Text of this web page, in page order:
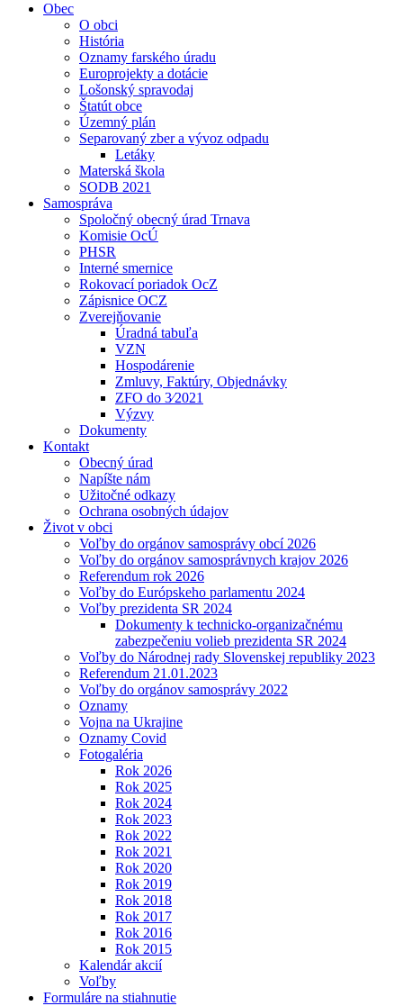
Obec
O obci
História
Oznamy farského úradu
Europrojekty a dotácie
Lošonský spravodaj
Štatút obce
Územný plán
Separovaný zber a vývoz odpadu
Letáky
Materská škola
SODB 2021
Samospráva
Spoločný obecný úrad Trnava
Komisie OcÚ
PHSR
Interné smernice
Rokovací poriadok OcZ
Zápisnice OCZ
Zverejňovanie
Úradná tabuľa
VZN
Hospodárenie
Zmluvy, Faktúry, Objednávky
ZFO do 3⁄2021
Výzvy
Dokumenty
Kontakt
Obecný úrad
Napíšte nám
Užitočné odkazy
Ochrana osobných údajov
Život v obci
Voľby do orgánov samosprávy obcí 2026
Voľby do orgánov samosprávnych krajov 2026
Referendum rok 2026
Voľby do Európskeho parlamentu 2024
Voľby prezidenta SR 2024
Dokumenty k technicko-organizačnému
zabezpečeniu volieb prezidenta SR 2024
Voľby do Národnej rady Slovenskej republiky 2023
Referendum 21.01.2023
Voľby do orgánov samosprávy 2022
Oznamy
Vojna na Ukrajine
Oznamy Covid
Fotogaléria
Rok 2026
Rok 2025
Rok 2024
Rok 2023
Rok 2022
Rok 2021
Rok 2020
Rok 2019
Rok 2018
Rok 2017
Rok 2016
Rok 2015
Kalendár akcií
Voľby
Formuláre na stiahnutie